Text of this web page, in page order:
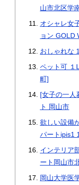
山市北区学
オシャレ女
ョン GOLD
おしゃれな
ペット可 １
町]
[女子の一人
ト 岡山市
欲しい設備
パートipis1
インテリア
ート岡山市
岡山大学医